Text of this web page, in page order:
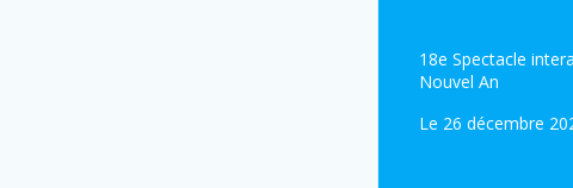
18e Spectacle
Nouvel An
Le 26 décembre